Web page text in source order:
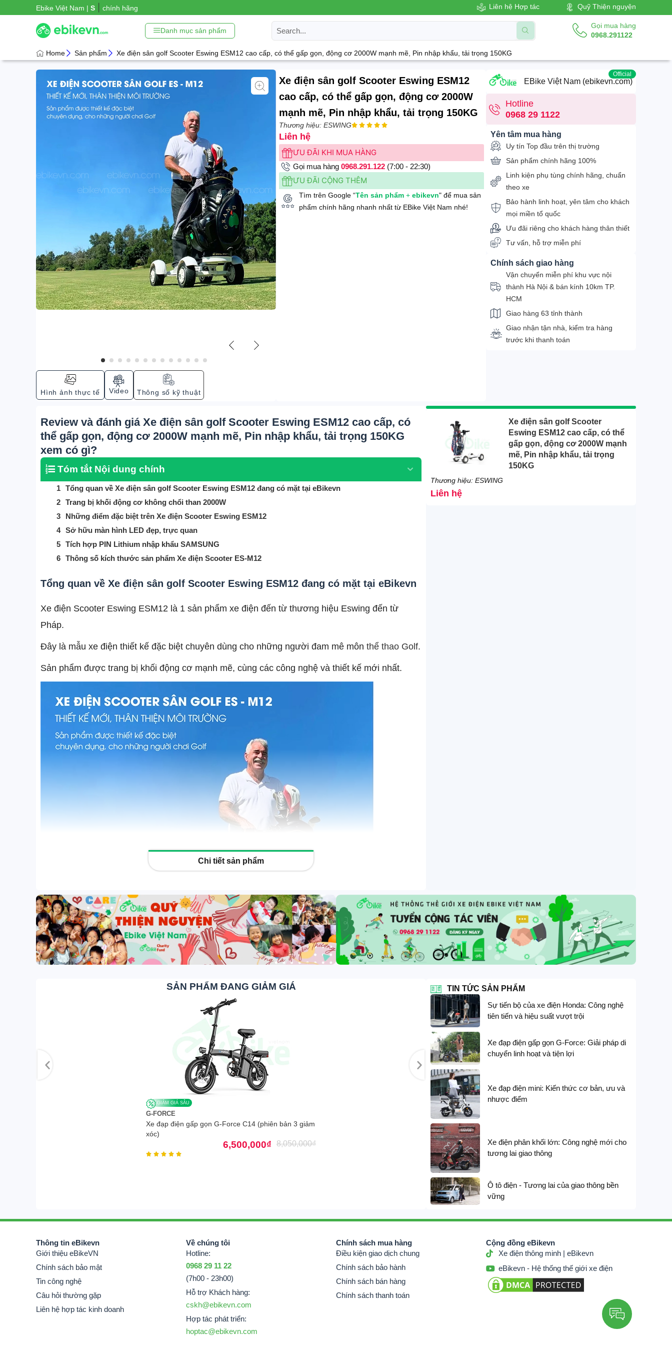
Ebike Việt Nam | Xe đạp trợ lực Liên hệ Hợp tác Quỹ Thiện nguyện
Danh mục sản phẩm
Xe xuồng, xe điện trẻ em
Xe điện Scooter SealUP
Xe đạp trợ lực Coswheel
Xe đạp trợ lực Phoenix
Xe đạp trợ lực điện khác
eScooter | Scooter sân
Gọi mua hàng
0968.291122
Home Sản phẩm Xe điện sân golf Scooter Eswing ESM12 cao cấp, có thể gấp gọn, động cơ 2000W mạnh mẽ, Pin nhập khẩu, tải trọng 150KG
Hình ảnh thực tế Video Thông số kỹ thuật
Xe điện sân golf Scooter Eswing ESM12
cao cấp, có thể gấp gọn, động cơ 2000W
mạnh mẽ, Pin nhập khẩu, tải trọng 150KG
Thương hiệu: ESWING    
Liên hệ
ƯU ĐÃI KHI MUA HÀNG
Gọi mua hàng 0968.291.122(7:00 - 22:30)
ƯU ĐÃI CỘNG THÊM
Tìm trên Google “Tên sản phẩm + ebikevn" để mua sản
phẩm chính hãng nhanh nhất từ EBike Việt Nam nhé!
EBike Việt Nam (ebikevn.com)
Official
Hotline
0968 29 1122
Yên tâm mua hàng
Uy tín Top đầu trên thị trường
Sản phẩm chính hãng 100%
Linh kiện phụ tùng chính hãng, chuẩn
theo xe
Bảo hành linh hoạt, yên tâm cho khách
mọi miền tổ quốc
Ưu đãi riêng cho khách hàng thân thiết
Tư vấn, hỗ trợ miễn phí
Chính sách giao hàng
Vận chuyển miễn phí khu vực nội
thành Hà Nội & bán kính 10km TP.
HCM
Giao hàng 63 tỉnh thành
Giao nhận tận nhà, kiểm tra hàng
trước khi thanh toán
Review và đánh giá Xe điện sân golf Scooter Eswing ESM12 cao cấp, có
thể gấp gọn, động cơ 2000W mạnh mẽ, Pin nhập khẩu, tải trọng 150KG
xem có gì?
Tóm tắt Nội dung chính
Tổng quan về Xe điện sân golf Scooter Eswing ESM12 đang có mặt tại eBikevn
Trang bị khối động cơ không chổi than 2000W
Những điểm đặc biệt trên Xe điện Scooter Eswing ESM12
Sở hữu màn hình LED đẹp, trực quan
Tích hợp PIN Lithium nhập khẩu SAMSUNG
Thông số kích thước sản phẩm Xe điện Scooter ES-M12
Tổng quan về Xe điện sân golf Scooter Eswing ESM12 đang có mặt tại eBikevn
Xe điện Scooter Eswing ESM12 là 1 sản phẩm xe điện đến từ thương hiệu Eswing đến từ
Pháp.
Đây là mẫu xe điện thiết kế đặc biệt chuyên dùng cho những người đam mê môn thể thao Golf.
Sản phẩm được trang bị khối động cơ mạnh mẽ, cùng các công nghệ và thiết kế mới nhất.
Chi tiết sản phẩm
Xe điện sân golf Scooter
Eswing ESM12 cao cấp, có thể
gấp gọn, động cơ 2000W mạnh
mẽ, Pin nhập khẩu, tải trọng
150KG
Thương hiệu: ESWING
Liên hệ
SẢN PHẨM ĐANG GIẢM GIÁ
GIẢM GIÁ SÂU
G-FORCE
Xe đạp điện gấp gọn G-Force C14 (phiên bản 3 giảm
xóc)
8,050,000₫
6,500,000₫
    
14,200,000
  
TIN TỨC SẢN PHẨM
Sự tiến bộ của xe điện Honda: Công nghệ
tiên tiến và hiệu suất vượt trội
Xe đạp điện gấp gọn G-Force: Giải pháp di
chuyển linh hoạt và tiện lợi
Xe đạp điện mini: Kiến thức cơ bản, ưu và
nhược điểm
Xe điện phân khối lớn: Công nghệ mới cho
tương lai giao thông
Ô tô điện - Tương lai của giao thông bền
vững
Thông tin eBikevn
Giới thiệu eBikeVN
Chính sách bảo mật
Tin công nghệ
Câu hỏi thường gặp
Liên hệ hợp tác kinh doanh
Về chúng tôi
Hotline:
0968 29 11 22
(7h00 - 23h00)
Hỗ trợ Khách hàng:
cskh@ebikevn.com
Hợp tác phát triển:
hoptac@ebikevn.com
Chính sách mua hàng
Điều kiện giao dịch chung
Chính sách bảo hành
Chính sách bán hàng
Chính sách thanh toán
Cộng đồng eBikevn
Xe điện thông minh | eBikevn
eBikevn - Hệ thống thế giới xe điện